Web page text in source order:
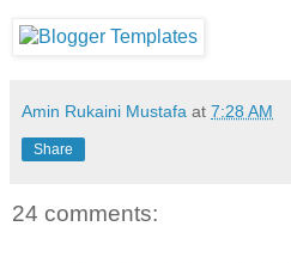
Amin Rukaini Mustafa at 7:28 AM
Share
24 comments: